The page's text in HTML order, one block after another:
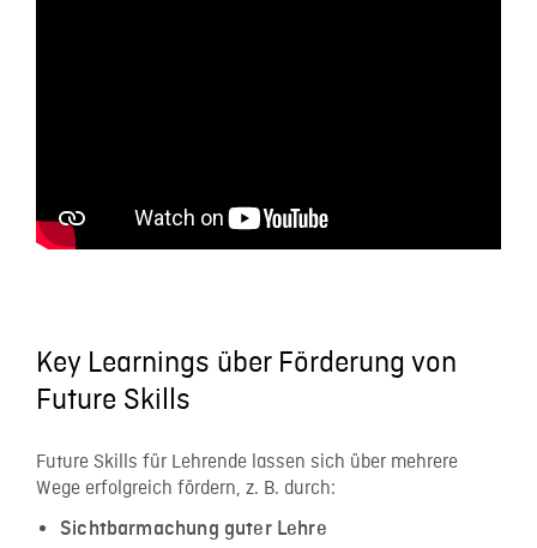
Key Learnings über Förderung von
Future Skills
Future Skills für Lehrende lassen sich über mehrere
Wege erfolgreich fördern, z. B. durch:
Sichtbarmachung guter Lehre